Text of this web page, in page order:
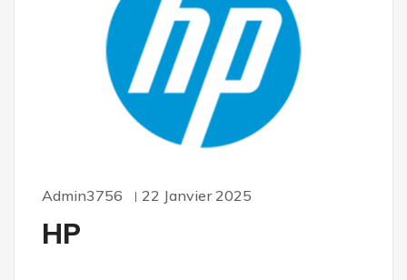
Admin3756 22 Janvier 2025
HP